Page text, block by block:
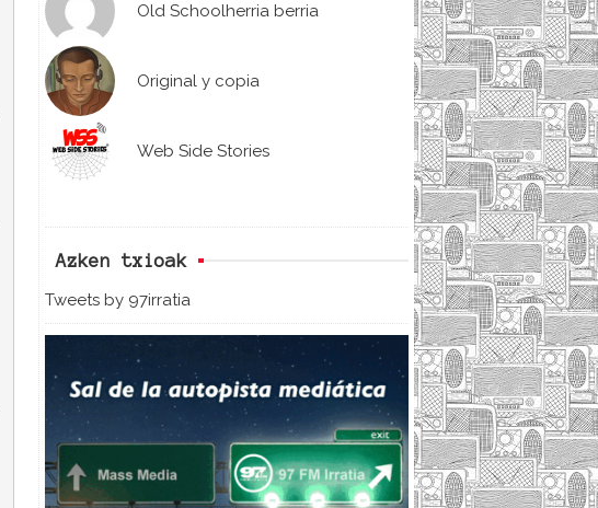
Old Schoolherria berria
Original y copia
Web Side Stories
Azken txioak
Tweets by 97irratia